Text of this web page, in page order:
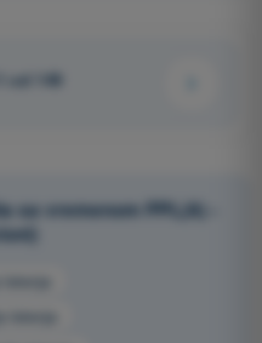
od 149
sa vremenom PPL(A) -